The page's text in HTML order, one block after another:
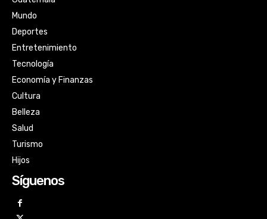
Mundo
Deportes
Entretenimiento
Tecnología
Economía y Finanzas
Cultura
Belleza
Salud
Turismo
Hijos
Síguenos